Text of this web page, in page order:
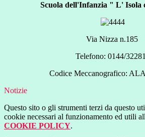
Scuola dell'Infanzia " L' Isola
Via Nizza n.185
Telefono: 0144/
Codice Meccanografico:
Notizie
Questo sito o gli strumenti terzi da questo
cookie necessari al funzionamento ed utili
COOKIE POLICY.